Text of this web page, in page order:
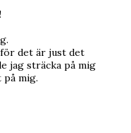
för det är just det
jag sträcka på mig
mig.